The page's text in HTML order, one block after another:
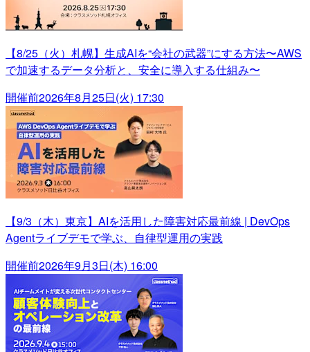
【8/25（火）札幌】生成AIを“会社の武器”にする方法〜AWS
で加速するデータ分析と、安全に導入する仕組み〜
開催前2026年8月25日(火) 17:30
【9/3（木）東京】AIを活用した障害対応最前線 | DevOps
Agentライブデモで学ぶ、自律型運用の実践
開催前2026年9月3日(木) 16:00